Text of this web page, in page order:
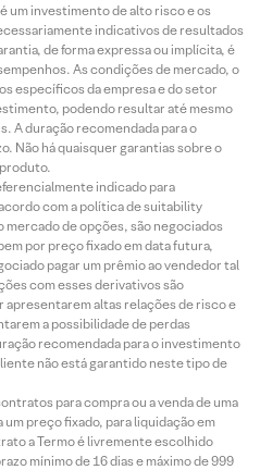
um investimento de alto risco e os
indicativos de resultados
de forma expressa ou implícita, é
As condições de mercado, o
específicos da empresa e do setor
podendo resultar até mesmo
A duração recomendada para o
Não há quaisquer garantias sobre o
indicado para
com a política de suitability
de opções, são negociados
por preço fixado em data futura,
pagar um prêmio ao vendedor tal
com esses derivativos são
altas relações de risco e
a possibilidade de perdas
recomendada para o investimento
não está garantido neste tipo de
para compra ou a venda de uma
preço fixado, para liquidação em
a Termo é livremente escolhido
mínimo de 16 dias e máximo de 999